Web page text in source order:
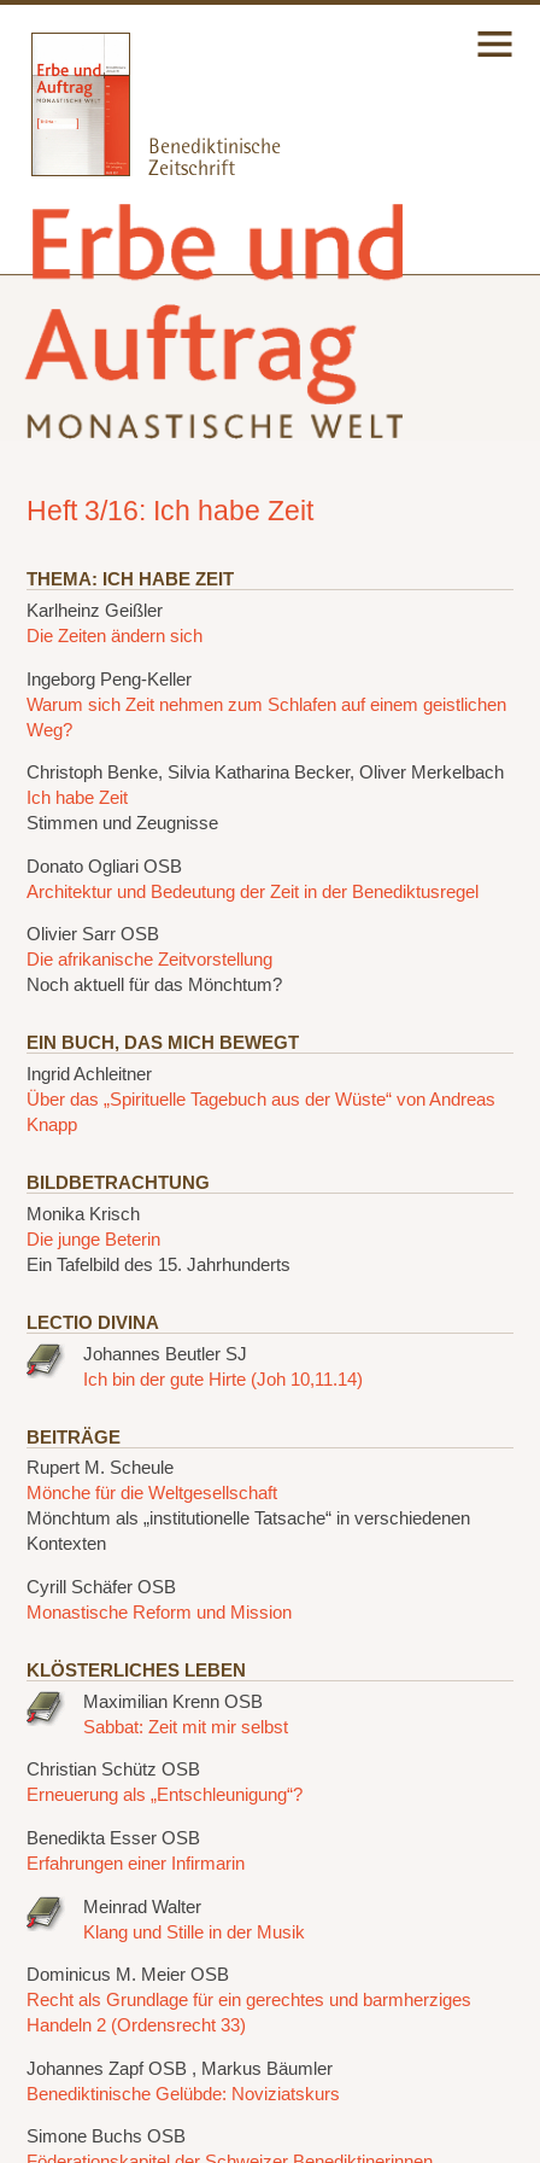
Heft 3/16: Ich habe Zeit
THEMA: ICH HABE ZEIT
Karlheinz Geißler
Die Zeiten ändern sich
Ingeborg Peng-Keller
Warum sich Zeit nehmen zum Schlafen auf einem geistlichen
Weg?
Christoph Benke, Silvia Katharina Becker, Oliver Merkelbach
Ich habe Zeit
Stimmen und Zeugnisse
Donato Ogliari OSB
Architektur und Bedeutung der Zeit in der Benediktusregel
Olivier Sarr OSB
Die afrikanische Zeitvorstellung
Noch aktuell für das Mönchtum?
EIN BUCH, DAS MICH BEWEGT
Ingrid Achleitner
Über das „Spirituelle Tagebuch aus der Wüste“ von Andreas
Knapp
BILDBETRACHTUNG
Monika Krisch
Die junge Beterin
Ein Tafelbild des 15. Jahrhunderts
LECTIO DIVINA
Johannes Beutler SJ
Ich bin der gute Hirte (Joh 10,11.14)
BEITRÄGE
Rupert M. Scheule
Mönche für die Weltgesellschaft
Mönchtum als „institutionelle Tatsache“ in verschiedenen
Kontexten
Cyrill Schäfer OSB
Monastische Reform und Mission
KLÖSTERLICHES LEBEN
Maximilian Krenn OSB
Sabbat: Zeit mit mir selbst
Christian Schütz OSB
Erneuerung als „Entschleunigung“?
Benedikta Esser OSB
Erfahrungen einer Infirmarin
Meinrad Walter
Klang und Stille in der Musik
Dominicus M. Meier OSB
Recht als Grundlage für ein gerechtes und barmherziges
Handeln 2 (Ordensrecht 33)
Johannes Zapf OSB , Markus Bäumler
Benediktinische Gelübde: Noviziatskurs
Simone Buchs OSB